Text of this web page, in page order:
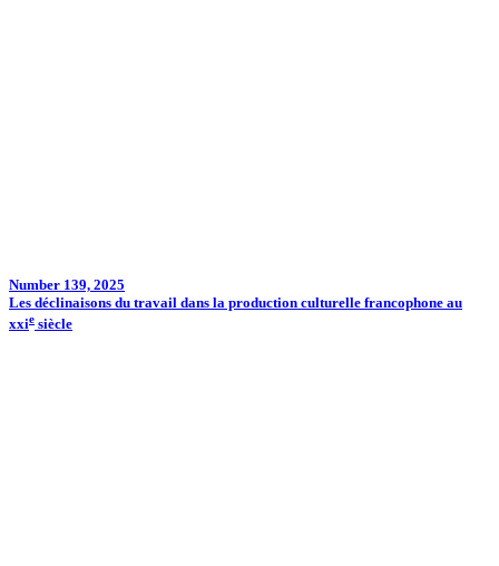
Number 139, 2025
Les déclinaisons du travail dans la production culturelle francophone au
xxie siècle